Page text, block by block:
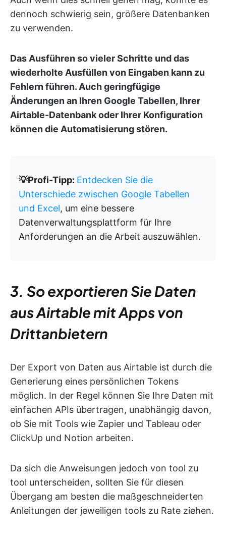
dennoch schwierig sein, größere Datenbanken
zu verwenden.
Das Ausführen so vieler Schritte und das
wiederholte Ausfüllen von Eingaben kann zu
Fehlern führen. Auch geringfügige
Änderungen an Ihren Google Tabellen, Ihrer
Airtable-Datenbank oder Ihrer Konfiguration
können die Automatisierung stören.
💡Profi-Tipp: Entdecken Sie die
Unterschiede zwischen Google Tabellen
und Excel, um eine bessere
Datenverwaltungsplattform für Ihre
Anforderungen an die Arbeit auszuwählen.
3. So exportieren Sie Daten
aus Airtable mit Apps von
Drittanbietern
Der Export von Daten aus Airtable ist durch die
Generierung eines persönlichen Tokens
möglich. In der Regel können Sie Ihre Daten mit
einfachen APIs übertragen, unabhängig davon,
ob Sie mit Tools wie Zapier und Tableau oder
ClickUp und Notion arbeiten.
Da sich die Anweisungen jedoch von tool zu
tool unterscheiden, sollten Sie für diesen
Übergang am besten die maßgeschneiderten
Anleitungen der jeweiligen tools zu Rate ziehen.